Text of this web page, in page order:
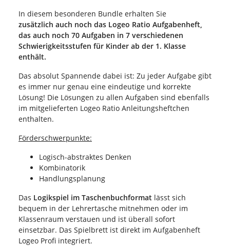
In diesem besonderen Bundle erhalten Sie
zusätzlich auch noch das Logeo Ratio Aufgabenheft,
das auch noch 70 Aufgaben in 7 verschiedenen
Schwierigkeitsstufen für Kinder ab der 1. Klasse
enthält.
Das absolut Spannende dabei ist: Zu jeder Aufgabe gibt
es immer nur genau eine eindeutige und korrekte
Lösung! Die Lösungen zu allen Aufgaben sind ebenfalls
im mitgelieferten Logeo Ratio Anleitungsheftchen
enthalten.
Förderschwerpunkte:
Logisch-abstraktes Denken
Kombinatorik
Handlungsplanung
Das Logikspiel im Taschenbuchformat lässt sich
bequem in der Lehrertasche mitnehmen oder im
Klassenraum verstauen und ist überall sofort
einsetzbar. Das Spielbrett ist direkt im Aufgabenheft
Logeo Profi integriert.